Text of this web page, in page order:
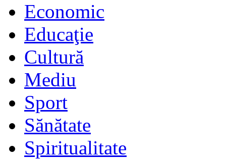
Economic
Educaţie
Cultură
Mediu
Sport
Sănătate
Spiritualitate